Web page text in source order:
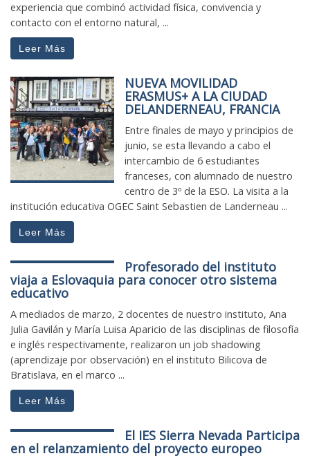
experiencia que combinó actividad física, convivencia y
contacto con el entorno natural, ...
Leer Más
NUEVA MOVILIDAD
ERASMUS+ A LA CIUDAD
DELANDERNEAU, FRANCIA
Entre finales de mayo y principios de
junio, se esta llevando a cabo el
intercambio de 6 estudiantes
franceses, con alumnado de nuestro
centro de 3º de la ESO. La visita a la
institución educativa OGEC Saint Sebastien de Landerneau ...
Leer Más
Profesorado del instituto
viaja a Eslovaquia para conocer otro sistema
educativo
A mediados de marzo, 2 docentes de nuestro instituto, Ana
Julia Gavilán y María Luisa Aparicio de las disciplinas de filosofía
e inglés respectivamente, realizaron un job shadowing
(aprendizaje por observación) en el instituto Bilicova de
Bratislava, en el marco ...
Leer Más
El IES Sierra Nevada Participa
en el relanzamiento del proyecto europeo